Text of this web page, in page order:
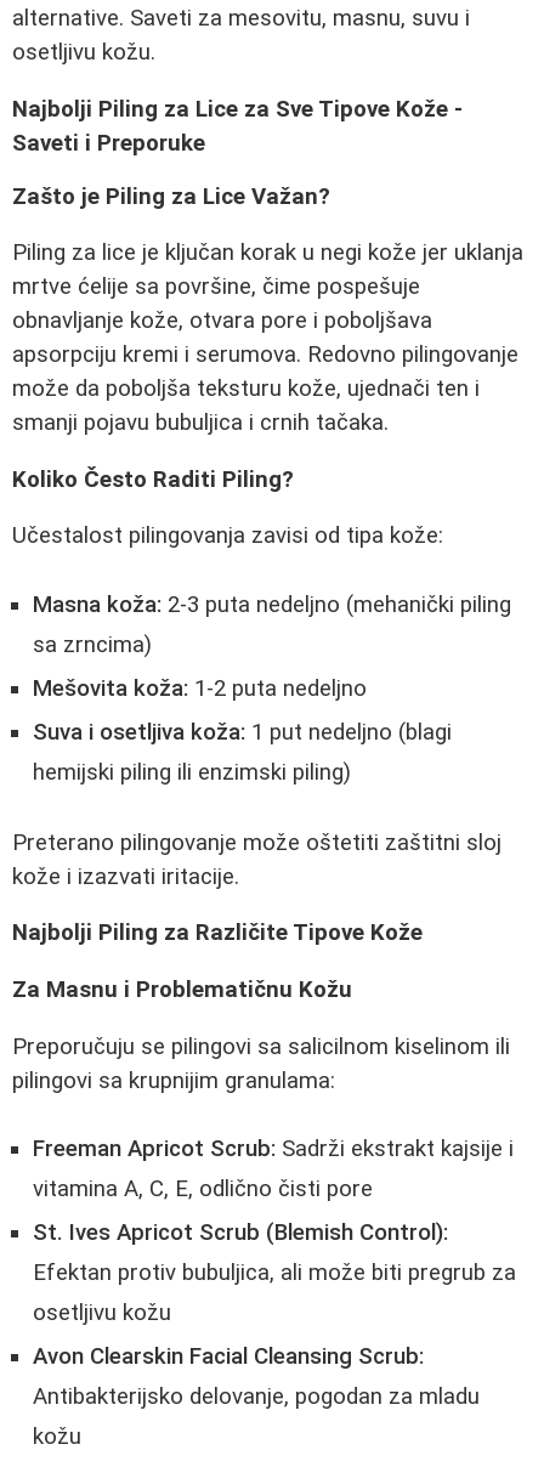
alternative. Saveti za mesovitu, masnu, suvu i
osetljivu kožu.
Najbolji Piling za Lice za Sve Tipove Kože -
Saveti i Preporuke
Zašto je Piling za Lice Važan?
Piling za lice je ključan korak u negi kože jer uklanja
mrtve ćelije sa površine, čime pospešuje
obnavljanje kože, otvara pore i poboljšava
apsorpciju kremi i serumova. Redovno pilingovanje
može da poboljša teksturu kože, ujednači ten i
smanji pojavu bubuljica i crnih tačaka.
Koliko Često Raditi Piling?
Učestalost pilingovanja zavisi od tipa kože:
Masna koža: 2-3 puta nedeljno (mehanički piling
sa zrncima)
Mešovita koža: 1-2 puta nedeljno
Suva i osetljiva koža: 1 put nedeljno (blagi
hemijski piling ili enzimski piling)
Preterano pilingovanje može oštetiti zaštitni sloj
kože i izazvati iritacije.
Najbolji Piling za Različite Tipove Kože
Za Masnu i Problematičnu Kožu
Preporučuju se pilingovi sa salicilnom kiselinom ili
pilingovi sa krupnijim granulama:
Freeman Apricot Scrub: Sadrži ekstrakt kajsije i
vitamina A, C, E, odlično čisti pore
St. Ives Apricot Scrub (Blemish Control):
Efektan protiv bubuljica, ali može biti pregrub za
osetljivu kožu
Avon Clearskin Facial Cleansing Scrub:
Antibakterijsko delovanje, pogodan za mladu
kožu